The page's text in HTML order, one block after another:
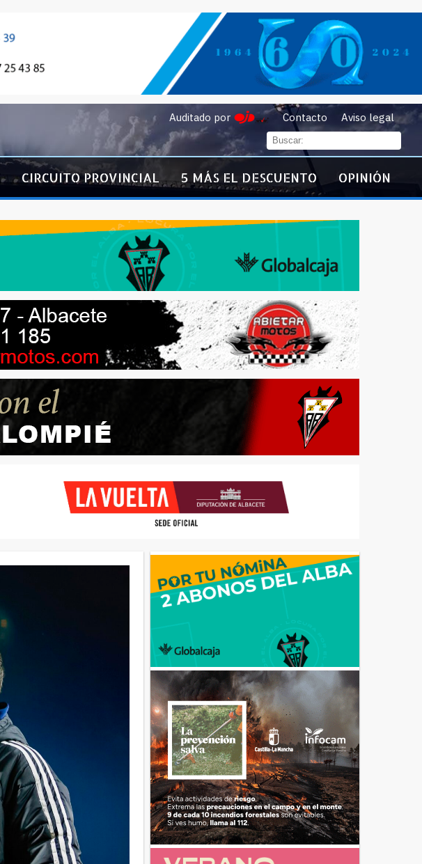
Auditado por Contacto Aviso legal
CIRCUITO PROVINCIAL 5 MÁS EL DESCUENTO OPINIÓN